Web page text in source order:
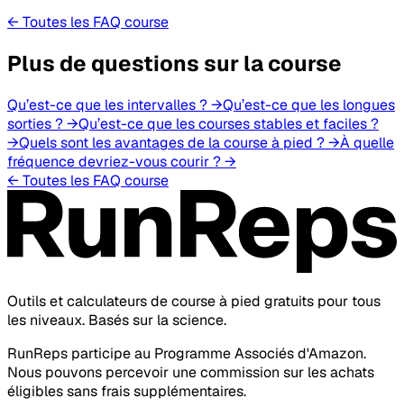
← Toutes les FAQ course
Plus de questions sur la course
Qu’est-ce que les intervalles ?→Qu’est-ce que les longues
sorties ?→Qu’est-ce que les courses stables et faciles ?
→Quels sont les avantages de la course à pied ?→À quelle
fréquence devriez-vous courir ?→
← Toutes les FAQ course
Outils et calculateurs de course à pied gratuits pour tous
les niveaux. Basés sur la science.
RunReps participe au Programme Associés d'Amazon.
Nous pouvons percevoir une commission sur les achats
éligibles sans frais supplémentaires.